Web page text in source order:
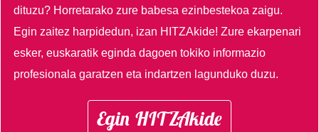
dituzu? Horretarako zure babesa ezinbestekoa zaigu.
Egin zaitez harpidedun, izan HITZAkide!Zure ekarpenari
esker, euskaratik eginda dagoen tokiko informazio
profesionala garatzen eta indartzen lagunduko duzu.
Egin HITZAkide